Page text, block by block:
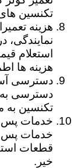
تکنسین
هزینه
نمایندگی،
استعلام
هزینه ها
دسترسی
دسترسی به
تکنسین به
خدمات پس
خدمات پس
قطعات
خیر.